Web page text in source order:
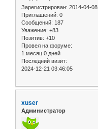
Зарегистрирован: 2014-04-08
Приглашений: 0
Сообщений: 187
Уважение: +83
Позитив: +10
Провел на форуме:
1 месяц 0 дней
Последний визит:
2024-12-21 03:46:05
xuser
Администратор